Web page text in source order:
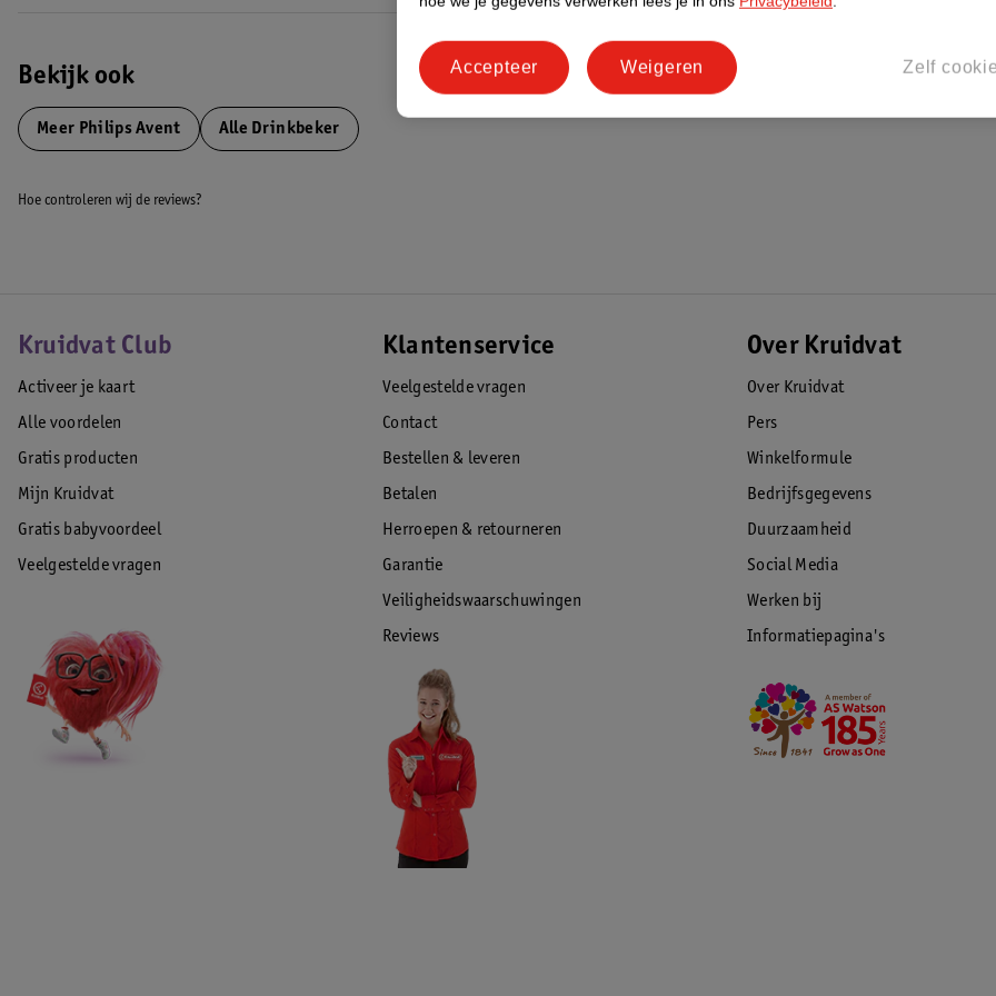
Bekijk ook
Meer Philips Avent Alle Drinkbeker
Hoe controleren wij de reviews?
Kruidvat Club
Activeer je kaart
Alle voordelen
Gratis producten
Mijn Kruidvat
Gratis babyvoordeel
Veelgestelde vragen
Klantenservice
Veelgestelde vragen
Contact
Bestellen & leveren
Betalen
Herroepen & retourneren
Garantie
Veiligheidswaarschuwingen
Reviews
Over Kruidvat
Over Kruidvat
Pers
Winkelformule
Bedrijfsgegevens
Duurzaamheid
Social Media
Werken bij
Informatiepagina's
Zelf
Weigeren
Accepteer